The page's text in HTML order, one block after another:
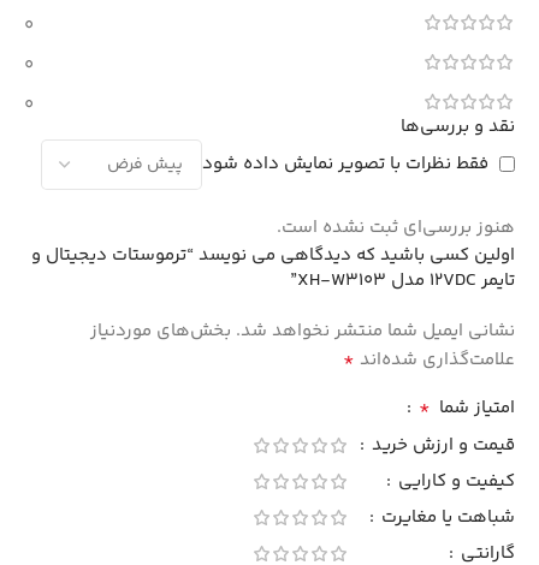
0
0
0
نقد و بررسی‌ها
فقط نظرات با تصویر نمایش داده شود
هنوز بررسی‌ای ثبت نشده است.
اولین کسی باشید که دیدگاهی می نویسد “ترموستات دیجیتال و
تایمر 12VDC مدل XH-W3103”
نشانی ایمیل شما منتشر نخواهد شد. بخش‌های موردنیاز
علامت‌گذاری شده‌اند *
امتیاز شما *
قیمت و ارزش خرید
کیفیت و کارایی
شباهت یا مغایرت
گارانتی